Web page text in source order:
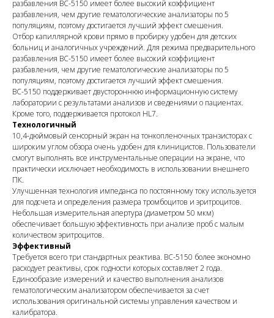
разбавления BC-5150 имеет более высокий коэффициент
разбавления, чем другие гематологические анализаторы по 5
популяциям, поэтому достигается лучший эффект смешения.
Отбор капиллярной крови прямо в пробирку удобен для детских
больниц и аналогичных учреждений. Для режима предварительного
разбавления BC-5150 имеет более высокий коэффициент
разбавления, чем другие гематологические анализаторы по 5
популяциям, поэтому достигается лучший эффект смешения.
BC-5150 поддерживает двустороннюю информационную систему
лаборатории с результатами анализов и сведениями о пациентах.
Кроме того, поддерживается протокол HL7.
Технологичный
10,4-дюймовый сенсорный экран на тонкопленочных транзисторах с
широким углом обзора очень удобен для клиницистов. Пользователи
смогут выполнять все инструментальные операции на экране, что
практически исключает необходимость в использовании внешнего
ПК.
Улучшенная технология импеданса по постоянному току используется
для подсчета и определения размера тромбоцитов и эритроцитов.
Небольшая измерительная апертура (диаметром 50 мкм)
обеспечивает большую эффективность при анализе проб с малым
количеством эритроцитов.
Эффективный
Требуется всего три стандартных реактива. BC-5150 более экономно
расходует реактивы, срок годности которых составляет 2 года.
Единообразие измерений и качество выполнения анализов
гематологическим анализатором обеспечивается за счет
использования оригинальной системы управления качеством и
калибратора.